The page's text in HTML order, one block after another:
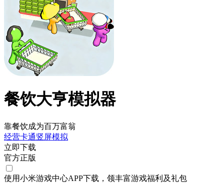
餐饮大亨模拟器
靠餐饮成为百万富翁
经营卡通竖屏模拟
立即下载
官方正版
使用小米游戏中心APP下载 ，领丰富游戏福利 及礼包